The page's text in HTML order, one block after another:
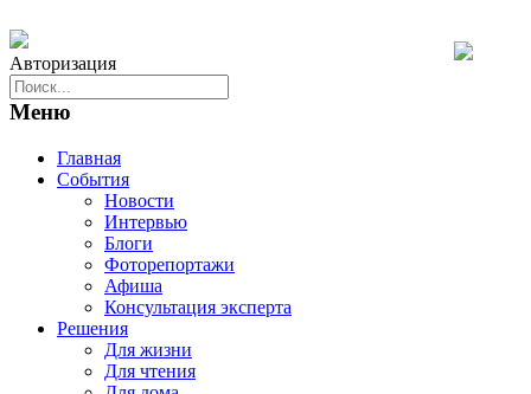
Авторизация
Меню
Главная
События
Новости
Интервью
Блоги
Фоторепортажи
Афиша
Консультация эксперта
Решения
Для жизни
Для чтения